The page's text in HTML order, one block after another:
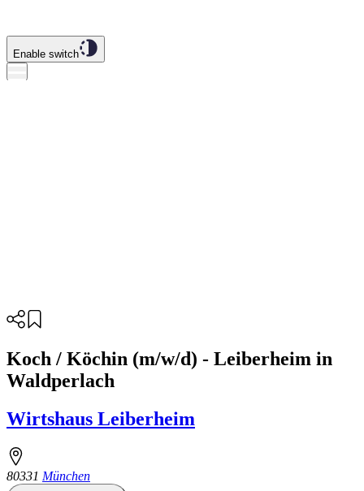
Enable switch
Koch / Köchin (m/w/d) - Leiberheim in
Waldperlach
Wirtshaus Leiberheim
80331 München